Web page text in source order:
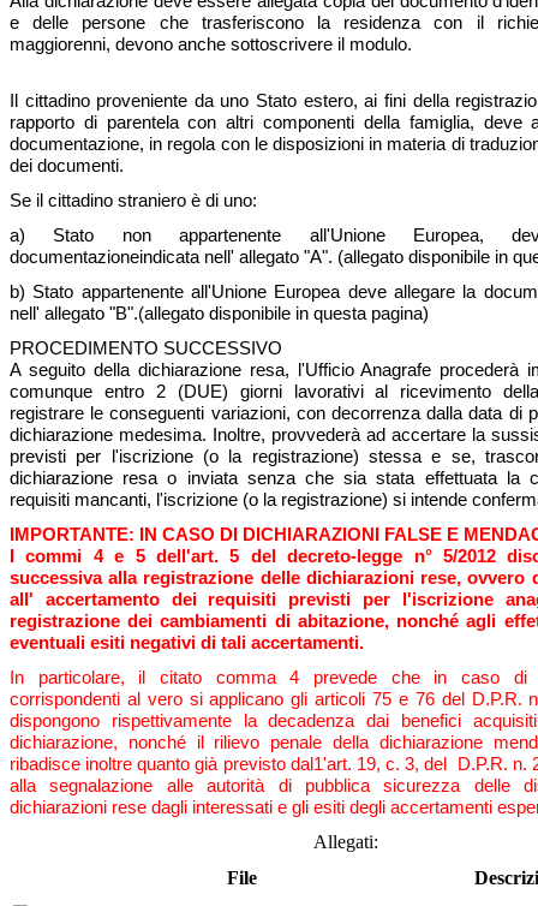
e delle persone che trasferiscono la residenza con il
maggiorenni, devono anche sottoscrivere il modulo.
Il cittadino proveniente da uno Stato estero, ai fini della
rapporto di parentela con altri componenti della famiglia, deve
documentazione, in regola con le disposizioni in materia di
dei documenti.
Se il cittadino straniero è di uno:
a) Stato non appartenente all'Unione Europea,
documentazioneindicata nell' allegato "A". (allegato disponibile in
b) Stato appartenente all'Unione Europea deve allegare la
nell' allegato "B".(allegato disponibile in questa pagina)
PROCEDIMENTO SUCCESSIVO
A seguito della dichiarazione resa, l'Ufficio Anagrafe procederà
comunque entro 2 (DUE) giorni lavorativi al ricevimento
registrare le conseguenti variazioni, con decorrenza dalla data di
dichiarazione medesima. Inoltre, provvederà ad accertare la
previsti per l'iscrizione (o la registrazione) stessa e se,
dichiarazione resa o inviata senza che sia stata effettuata la
requisiti mancanti, l'iscrizione (o la registrazione) si intende
IMPORTANTE: IN CASO DI DICHIARAZIONI FALSE E
I commi 4 e 5 dell'art. 5 del decreto-legge n° 5/2012
successiva alla registrazione delle dichiarazioni rese, ovvero
all' accertamento dei requisiti previsti per l'iscrizione
registrazione dei cambiamenti di abitazione, nonché agli
eventuali esiti negativi di tali accertamenti.
In particolare, il citato comma 4 prevede che in caso di
corrispondenti al vero si applicano gli articoli 75 e 76 del D.P.R.
dispongono rispettivamente la decadenza dai benefici
dichiarazione, nonché il rilievo penale della dichiarazione
ribadisce inoltre quanto già previsto dal1'art. 19, c. 3, del D.P.R. n.
alla segnalazione alle autorità di pubblica sicurezza delle
dichiarazioni rese dagli interessati e gli esiti degli accertamenti
Allegati:
File